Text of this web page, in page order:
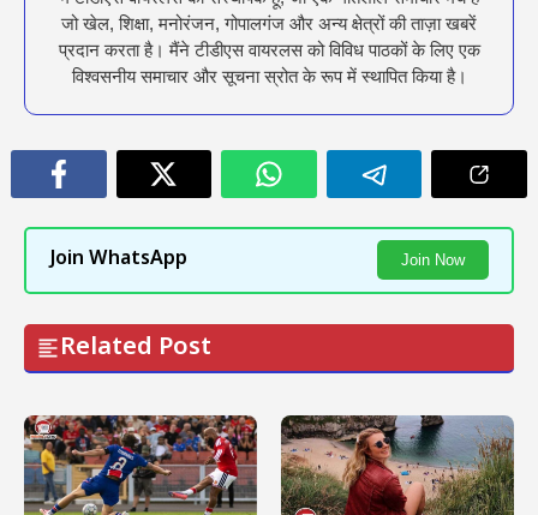
जो खेल, शिक्षा, मनोरंजन, गोपालगंज और अन्य क्षेत्रों की ताज़ा खबरें
प्रदान करता है। मैंने टीडीएस वायरलस को विविध पाठकों के लिए एक
विश्वसनीय समाचार और सूचना स्रोत के रूप में स्थापित किया है।
Join WhatsApp Join Now
Related Post